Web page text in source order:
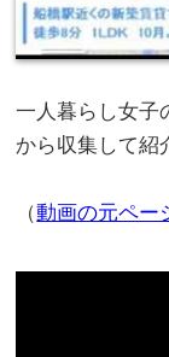
一人暮らし女子
から収集して紹
（動画の元ペー